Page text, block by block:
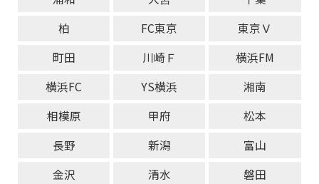
柏
FC東京
東京Ｖ
町田
川崎Ｆ
横浜FM
横浜FC
YS横浜
湘南
相模原
甲府
松本
長野
新潟
富山
金沢
清水
磐田